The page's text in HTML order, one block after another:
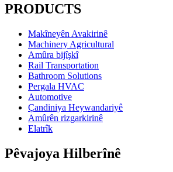
PRODUCTS
Makîneyên Avakirinê
Machinery Agricultural
Amûra bijîşkî
Rail Transportation
Bathroom Solutions
Pergala HVAC
Automotive
Çandiniya Heywandariyê
Amûrên rizgarkirinê
Elatrîk
Pêvajoya Hilberînê